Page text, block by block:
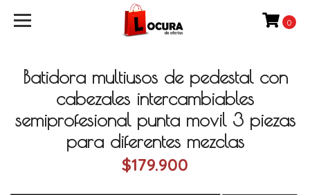
0
Batidora multiusos de pedestal con
cabezales intercambiables
semiprofesional punta movil 3 piezas
para diferentes mezclas
$179.900